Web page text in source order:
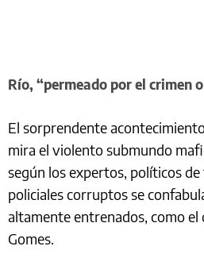
Río, “permeado por el crimen
El sorprendente
mira el violento submundo
según los expertos, políticos
policiales corruptos se
altamente entrenados, como el
Gomes.